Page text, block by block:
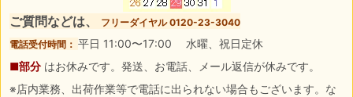
ご質問などは、
フリーダイヤル 0120-23-3040
電話受付時間： 平日 11:00〜17:00 水曜、祝日定休
■部分 はお休みです。発送、お電話、メール返信が休みです。
※店内業務、出荷作業等で電話に出られない場合もございます。な